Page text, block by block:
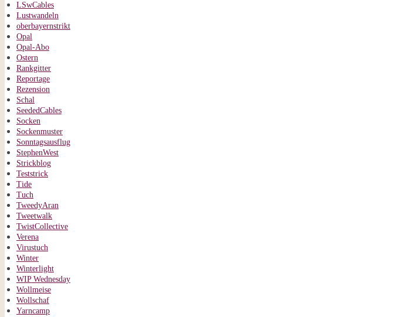
LSwCables
Lustwandeln
oberbayernstrikt
Opal
Opal-Abo
Ostern
Rankgitter
Reportage
Rezension
Schal
SeededCables
Socken
Sockenmuster
Sonntagsausflug
StephenWest
Strickblog
Teststrick
Tide
Tuch
TweedyAran
Tweetwalk
TwistCollective
Verena
Virustuch
Winter
Winterlight
WIP Wednesday
Wollmeise
Wollschaf
Yarncamp